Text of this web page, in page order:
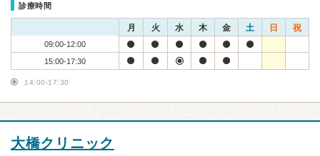
診療時間
月 火 水 木 金 土 日 祝
09:00-12:00
15:00-17:30
14:00-17:30
大橋クリニック